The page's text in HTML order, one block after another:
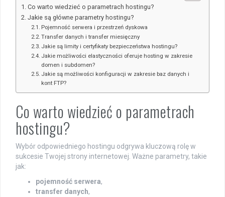
Co warto wiedzieć o parametrach hostingu?
Jakie są główne parametry hostingu?
Pojemność serwera i przestrzeń dyskowa
Transfer danych i transfer miesięczny
Jakie są limity i certyfikaty bezpieczeństwa hostingu?
Jakie możliwości elastyczności oferuje hosting w zakresie
domen i subdomen?
Jakie są możliwości konfiguracji w zakresie baz danych i
kont FTP?
Co warto wiedzieć o parametrach
hostingu?
Wybór odpowiedniego hostingu odgrywa kluczową rolę w
sukcesie Twojej strony internetowej. Ważne parametry, takie
jak:
pojemność serwera,
transfer danych,